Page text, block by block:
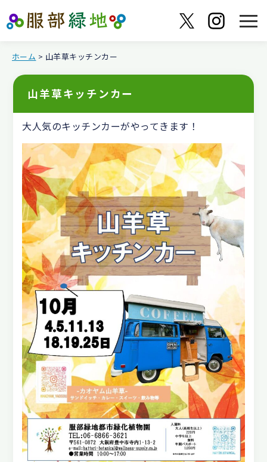
ホーム > 山羊草キッチンカー
山羊草キッチンカー
大人気のキッチンカーがやってきます！